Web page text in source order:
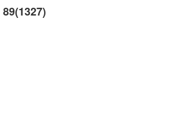
89(1327)